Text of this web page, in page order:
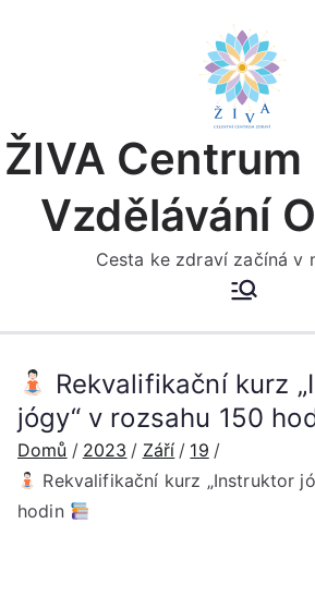
ŽIVA
Vzdělávání
Cesta ke zdraví začíná v
Rekvalifikační kurz
jógy“ v rozsahu 150
Domů 2023 Září
19
Rekvalifikační kurz „Instruktor
hodin